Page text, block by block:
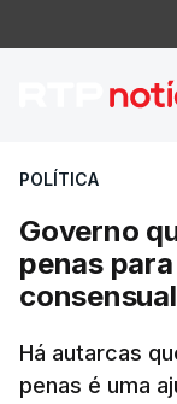
POLÍTICA
Governo
penas
consensual
Há autarcas
penas é uma